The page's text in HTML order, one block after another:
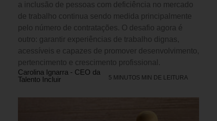
a inclusão de pessoas com deficiência no mercado
de trabalho continua sendo medida principalmente
pelo número de contratações. O desafio agora é
outro: garantir experiências de trabalho dignas,
acessíveis e capazes de promover desenvolvimento,
pertencimento e crescimento profissional.
Carolina Ignarra - CEO da
Talento Incluir
5 MINUTOS MIN DE LEITURA